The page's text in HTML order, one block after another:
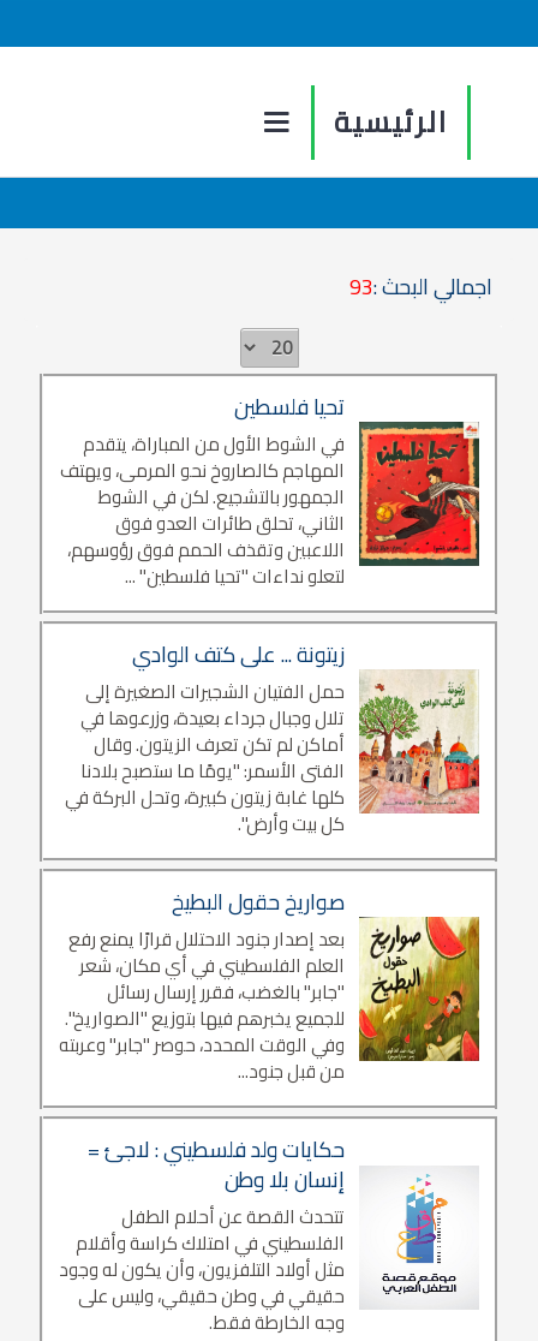
الرئيسية
اجمالي البحث :93
تحيا فلسطين
في الشوط الأول من المباراة، يتقدم
المهاجم كالصاروخ نحو المرمى، ويهتف
الجمهور بالتشجيع. لكن في الشوط
الثاني، تحلق طائرات العدو فوق
اللاعبين وتقذف الحمم فوق رؤوسهم،
لتعلو نداءات "تحيا فلسطين" ...
زيتونة ... على كتف الوادي
حمل الفتيان الشجيرات الصغيرة إلى
تلال وجبال جرداء بعيدة، وزرعوها في
أماكن لم تكن تعرف الزيتون. وقال
الفتى الأسمر: "يومًا ما ستصبح بلادنا
كلها غابة زيتون كبيرة، وتحل البركة في
كل بيت وأرض".
صواريخ حقول البطيخ
بعد إصدار جنود الاحتلال قرارًا يمنع رفع
العلم الفلسطيني في أي مكان، شعر
"جابر" بالغضب، فقرر إرسال رسائل
للجميع يخبرهم فيها بتوزيع "الصواريخ".
وفي الوقت المحدد، حوصر "جابر" وعربته
من قبل جنود...
حكايات ولد فلسطيني : لاجئ =
إنسان بلا وطن
تتحدث القصة عن أحلام الطفل
الفلسطيني في امتلاك كراسة وأقلام
مثل أولاد التلفزيون، وأن يكون له وجود
حقيقي في وطن حقيقي، وليس على
وجه الخارطة فقط.